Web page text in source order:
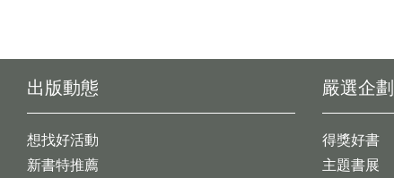
出版動態
想找好活動
新書特推薦
嚴選企劃
得獎好書
主題書展